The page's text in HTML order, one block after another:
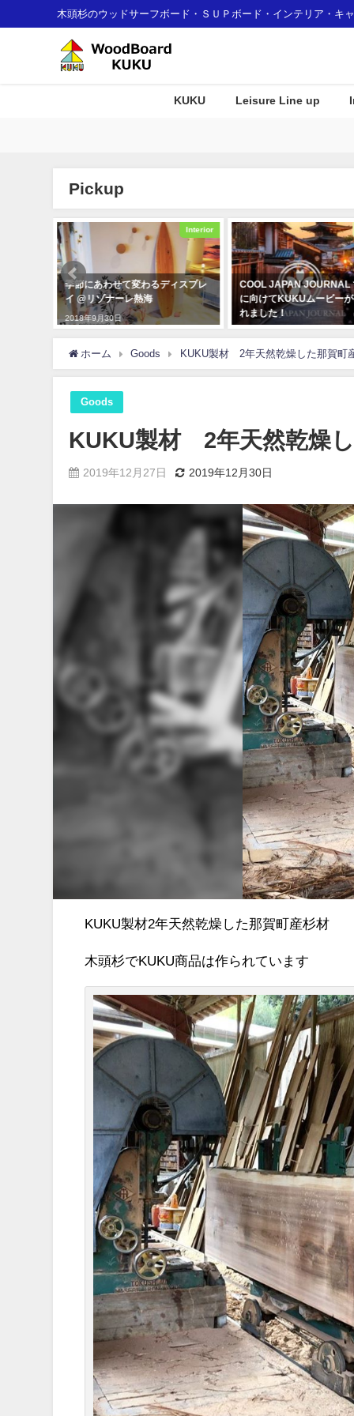
木頭杉のウッドサーフボード・ＳＵＰボード・インテリア・キ
KUKU Leisure Line up
Pickup
Awards
COOL JAPAN JOURNAL で世界
に向けてKUKUムービーが公開さ
れました！
沖縄に新登場のリゾート
「STORYLINE 瀬長島」
介！
ホーム Goods KUKU製材 2年天然乾燥した那賀町
Goods
KUKU製材 2年天然乾燥
2019年12月27日 2019年12月30日
KUKU製材2年天然乾燥した那賀町産杉材
木頭杉でKUKU商品は作られています